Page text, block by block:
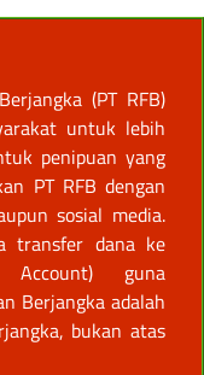
(PT RFB)
untuk lebih
penipuan yang
PT RFB dengan
sosial media.
transfer dana ke
Account) guna
Berjangka adalah
bukan atas